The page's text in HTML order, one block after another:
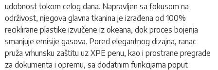
udobnost tokom celog dana. Napravljen sa fokusom na
održivost, njegova glavna tkanina je izrađena od 100%
reciklirane plastike izvučene iz okeana, dok proces bojenja
smanjuje emisije gasova. Pored elegantnog dizajna, ranac
pruža vrhunsku zaštitu uz XPE penu, kao i prostrane pregrade
za dokumenta i opremu, sa dodatnim funkcijama poput